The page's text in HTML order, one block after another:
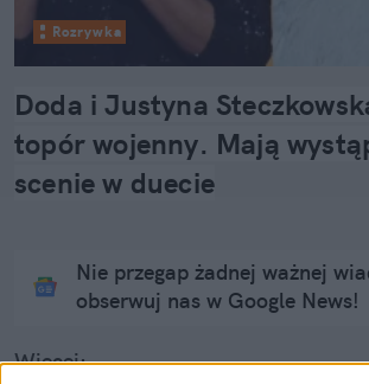
Rozrywka
Doda i Justyna
topór wojenny. Mają
scenie w duecie
Nie przegap żadnej ważnej
obserwuj nas w Google News!
Więcej: